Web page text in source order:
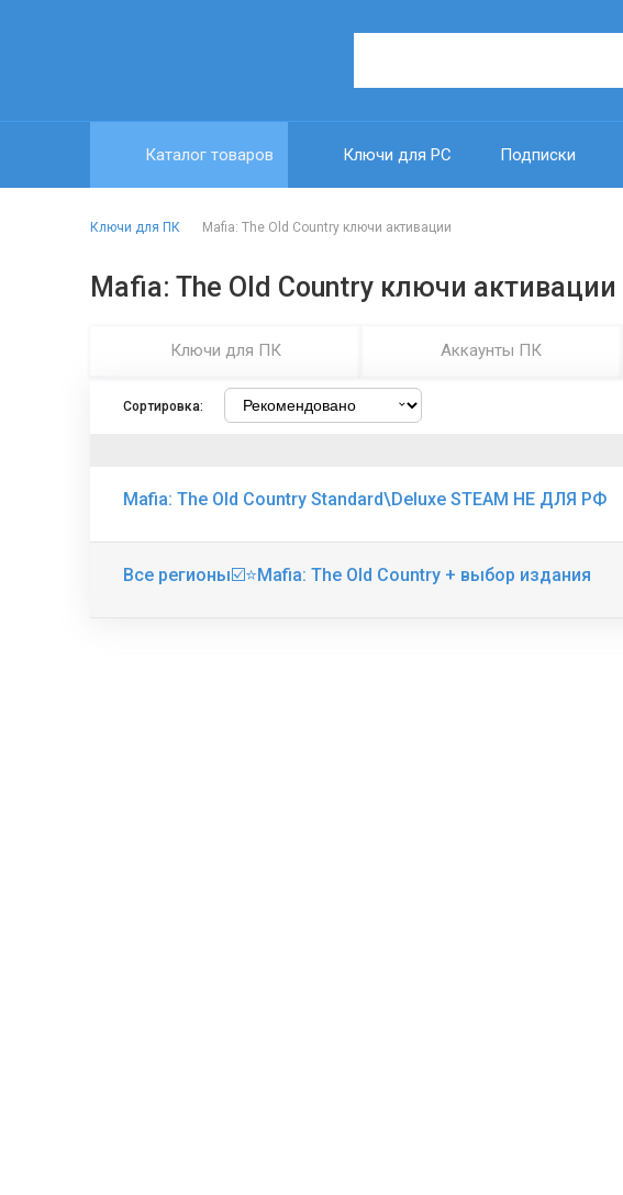
Каталог товаров Ключи для PC Подписки
Ключи для ПК Mafia: The Old Country ключи активации
Mafia: The Old Country ключи активации
Ключи для ПК Аккаунты ПК
Сортировка:
Mafia: The Old Country Standard\Deluxe STEAM НЕ ДЛЯ РФ
Все регионы☑️⭐Mafia: The Old Country + выбор издания